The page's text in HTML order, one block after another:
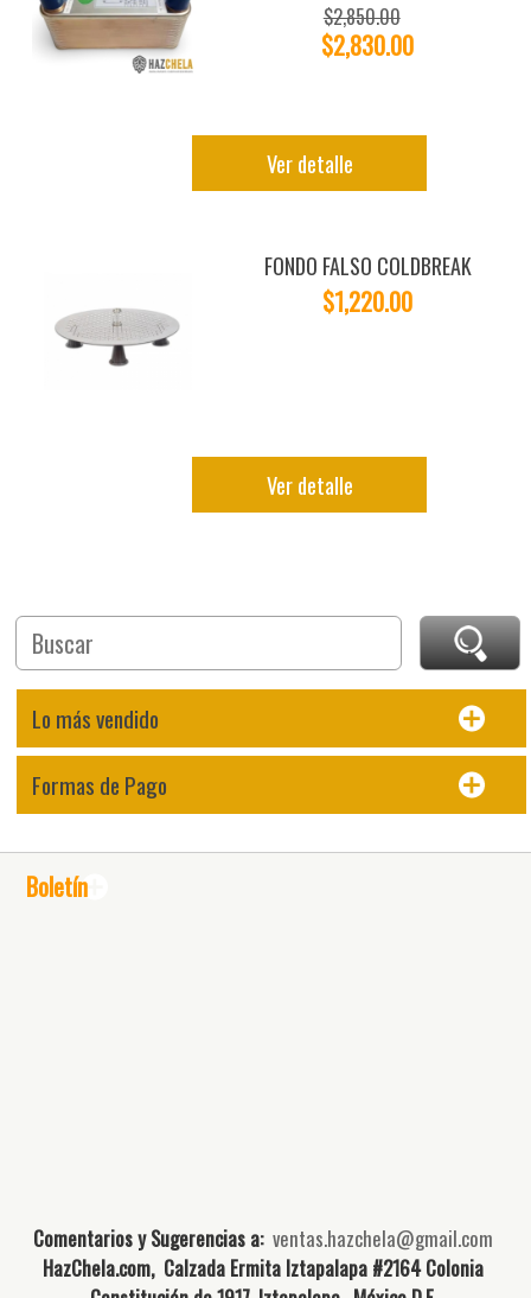
$2,850.00
$2,830.00
Ver detalle
FONDO FALSO COLDBREAK
$1,220.00
Ver detalle
Lo más vendido
Formas de Pago
Boletín
Comentarios y Sugerencias a: ventas.hazchela@gmail.com
HazChela.com, Calzada Ermita Iztapalapa #2164 Colonia